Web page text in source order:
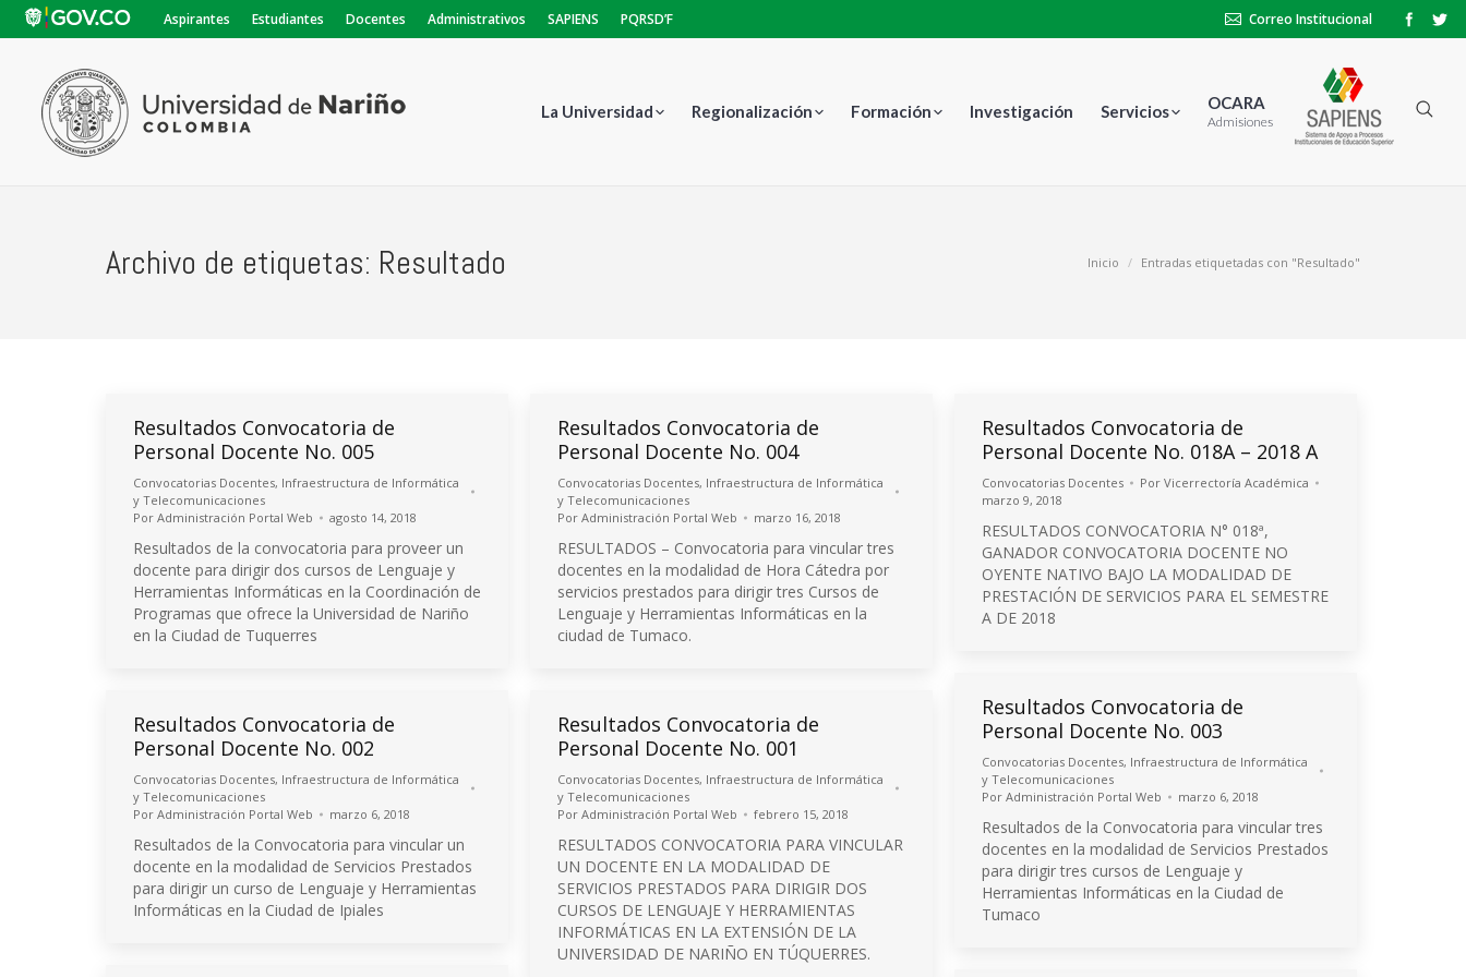
Aspirantes Estudiantes Docentes Administrativos SAPIENS PQRSD’F Correo Institucional
La Universidad Regionalización Formación Investigación Servicios OCARA
Admisiones
Archivo de etiquetas: Resultado Inicio Entradas etiquetadas con "Resultado"
Resultados Convocatoria de
Personal Docente No. 005
Convocatorias Docentes, Infraestructura de Informática
y Telecomunicaciones
Por Administración Portal Web agosto 14, 2018
Resultados de la convocatoria para proveer un
docente para dirigir dos cursos de Lenguaje y
Herramientas Informáticas en la Coordinación de
Programas que ofrece la Universidad de Nariño
en la Ciudad de Tuquerres
Resultados Convocatoria de
Personal Docente No. 004
Convocatorias Docentes, Infraestructura de Informática
y Telecomunicaciones
Por Administración Portal Web marzo 16, 2018
RESULTADOS – Convocatoria para vincular tres
docentes en la modalidad de Hora Cátedra por
servicios prestados para dirigir tres Cursos de
Lenguaje y Herramientas Informáticas en la
ciudad de Tumaco.
Resultados Convocatoria de
Personal Docente No. 018A – 2018 A
Convocatorias Docentes Por Vicerrectoría Académica
marzo 9, 2018
RESULTADOS CONVOCATORIA N° 018ª,
GANADOR CONVOCATORIA DOCENTE NO
OYENTE NATIVO BAJO LA MODALIDAD DE
PRESTACIÓN DE SERVICIOS PARA EL SEMESTRE
A DE 2018
Resultados Convocatoria de
Personal Docente No. 003
Convocatorias Docentes, Infraestructura de Informática
y Telecomunicaciones
Por Administración Portal Web marzo 6, 2018
Resultados de la Convocatoria para vincular tres
docentes en la modalidad de Servicios Prestados
para dirigir tres cursos de Lenguaje y
Herramientas Informáticas en la Ciudad de
Tumaco
Resultados Convocatoria de
Personal Docente No. 002
Convocatorias Docentes, Infraestructura de Informática
y Telecomunicaciones
Por Administración Portal Web marzo 6, 2018
Resultados de la Convocatoria para vincular un
docente en la modalidad de Servicios Prestados
para dirigir un curso de Lenguaje y Herramientas
Informáticas en la Ciudad de Ipiales
Resultados Convocatoria de
Personal Docente No. 001
Convocatorias Docentes, Infraestructura de Informática
y Telecomunicaciones
Por Administración Portal Web febrero 15, 2018
RESULTADOS CONVOCATORIA PARA VINCULAR
UN DOCENTE EN LA MODALIDAD DE
SERVICIOS PRESTADOS PARA DIRIGIR DOS
CURSOS DE LENGUAJE Y HERRAMIENTAS
INFORMÁTICAS EN LA EXTENSIÓN DE LA
UNIVERSIDAD DE NARIÑO EN TÚQUERRES.